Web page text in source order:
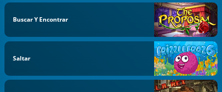
Buscar Y Encontrar
Saltar